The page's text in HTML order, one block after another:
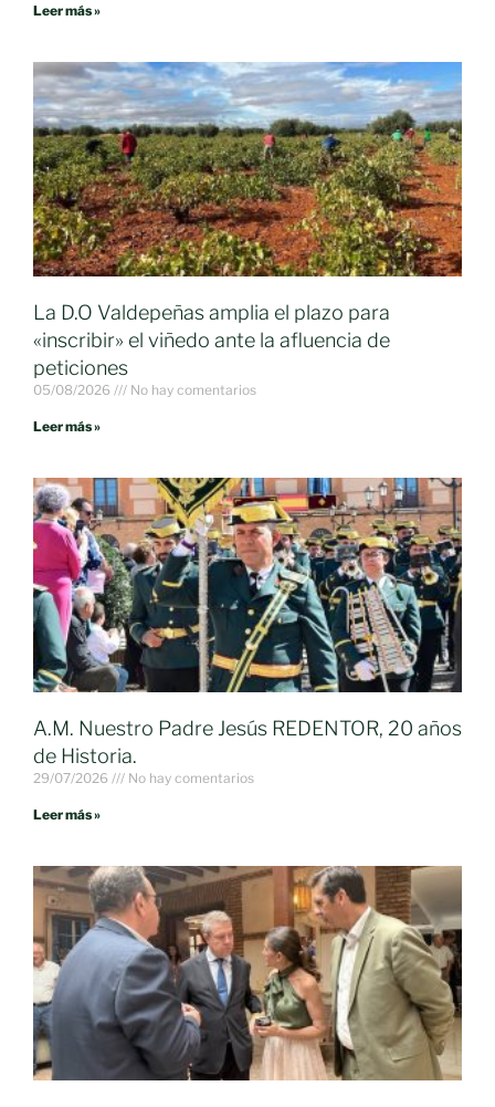
Leer más »
La D.O Valdepeñas amplia el plazo para
«inscribir» el viñedo ante la afluencia de
peticiones
05/08/2026 No hay comentarios
Leer más »
A.M. Nuestro Padre Jesús REDENTOR, 20 años
de Historia.
29/07/2026 No hay comentarios
Leer más »